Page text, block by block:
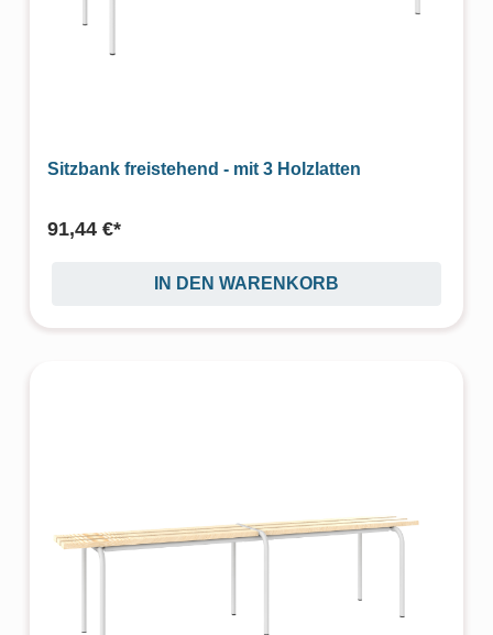
Sitzbank freistehend - mit 3 Holzlatten
91,44 €*
IN DEN WARENKORB